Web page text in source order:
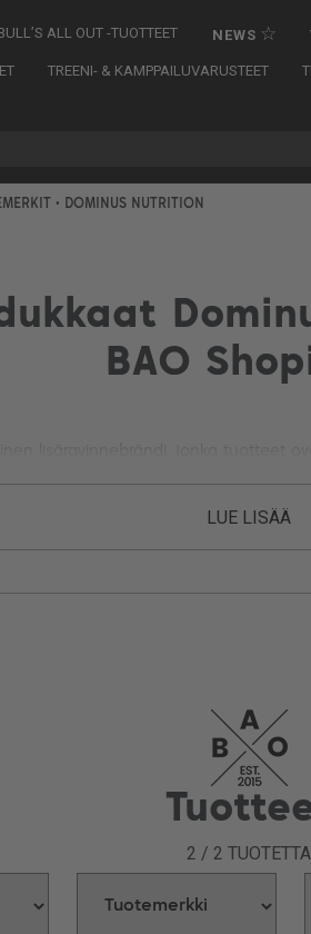
ALL OUT -TUOTTEET NEWS ☆
TREENI- & KAMPPAILUVARUSTEET
• DOMINUS NUTRITION
BAO
lisäravinnebrändi, jonka tuotteet
LUE LISÄÄ
2 / 2 TUOTETTA